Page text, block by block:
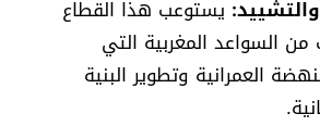
يستوعب هذا القطاع
السواعد المغربية التي
العمرانية وتطوير البنية